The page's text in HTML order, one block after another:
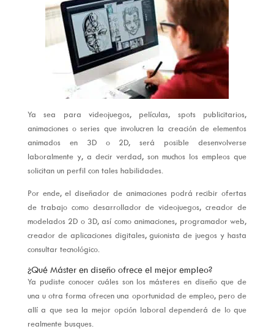
Ya sea para videojuegos, películas, spots publicitarios,
animaciones o series que involucren la creación de elementos
animados en 3D o 2D, será posible desenvolverse
laboralmente y, a decir verdad, son muchos los empleos que
solicitan un perfil con tales habilidades.
Por ende, el diseñador de animaciones podrá recibir ofertas
de trabajo como desarrollador de videojuegos, creador de
modelados 2D o 3D, así como animaciones, programador web,
creador de aplicaciones digitales, guionista de juegos y hasta
consultar tecnológico.
¿Qué Máster en diseño ofrece el mejor empleo?
Ya pudiste conocer cuáles son los másteres en diseño que de
una u otra forma ofrecen una oportunidad de empleo, pero de
allí a que sea la mejor opción laboral dependerá de lo que
realmente busques.